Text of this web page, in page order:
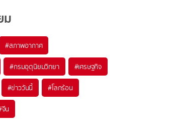
ม
#สภาพอากาศ
#กรมอุตุนิยมวิทยา #เศรษฐกิจ
#ข่าววันนี้ #โลกร้อน
จีน